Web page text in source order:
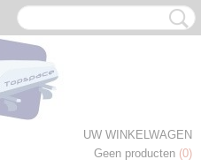
UW WINKELWAGEN
Geen producten (0)